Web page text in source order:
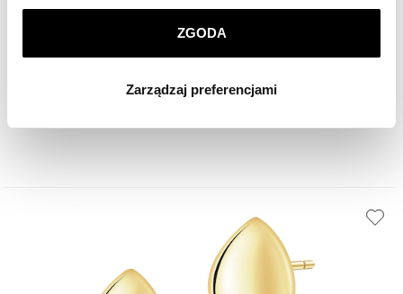
korzystamy. Możesz również wybrać jaki rodzaj plików
ZGODA
Zarządzaj preferencjami